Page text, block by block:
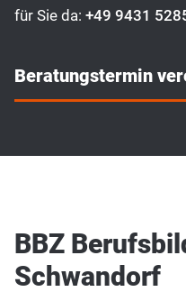
für Sie da: +49 9431
Beratungstermin
BBZ
Schwandorf